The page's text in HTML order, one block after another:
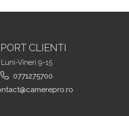
CLIENTI
Luni-Vineri 9-15
0771275700